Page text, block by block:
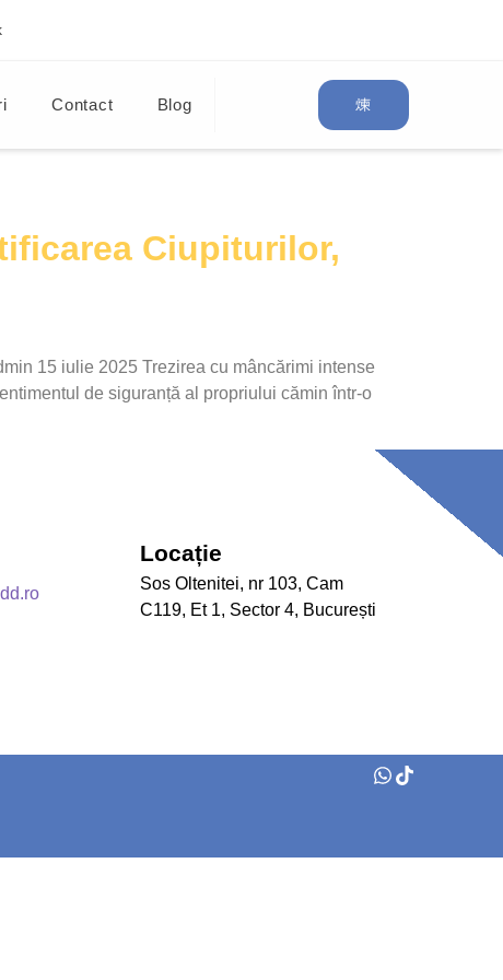
Contact Blog
Ciupiturilor,
15 iulie 2025 Trezirea cu mâncărimi intense
de siguranță al propriului cămin într-o
Locație
Sos Oltenitei, nr 103, Cam
C119, Et 1, Sector 4, București